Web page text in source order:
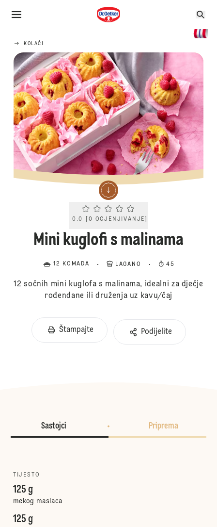
KOLAČI
Current rating 0.0. Click to rate.
0.0 [0 OCJENJIVANJE
Mini kuglofi s malinama
12 KOMADA LAGANO 45
12 sočnih mini kuglofa s malinama, idealni za dječje
rođendane ili druženja uz kavu/čaj
Štampajte Podijelite
Sastojci Priprema
TIJESTO
125 g
mekog maslaca
125 g